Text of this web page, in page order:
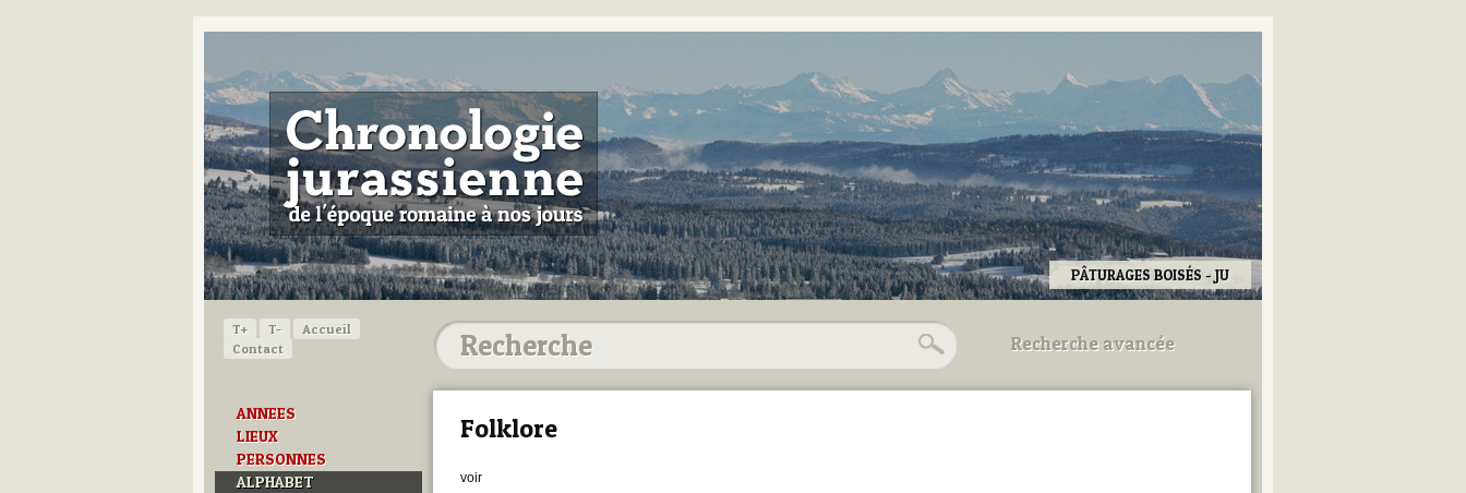
PÂTURAGES BOISÉS - JU
T+ T-
Accueil
Contact
ANNEES
LIEUX
PERSONNES
ALPHABET
Recherche avancée
Utilisez les champs ci-dessous
Folklore
voir